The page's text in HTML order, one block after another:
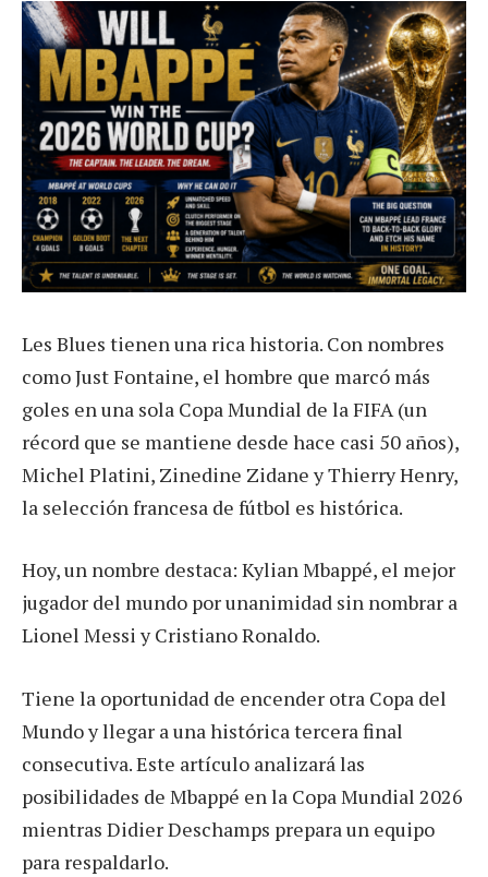
Les Blues tienen una rica historia. Con nombres
como Just Fontaine, el hombre que marcó más
goles en una sola Copa Mundial de la FIFA (un
récord que se mantiene desde hace casi 50 años),
Michel Platini, Zinedine Zidane y Thierry Henry,
la selección francesa de fútbol es histórica.
Hoy, un nombre destaca: Kylian Mbappé, el mejor
jugador del mundo por unanimidad sin nombrar a
Lionel Messi y Cristiano Ronaldo.
Tiene la oportunidad de encender otra Copa del
Mundo y llegar a una histórica tercera final
consecutiva. Este artículo analizará las
posibilidades de Mbappé en la Copa Mundial 2026
mientras Didier Deschamps prepara un equipo
para respaldarlo.